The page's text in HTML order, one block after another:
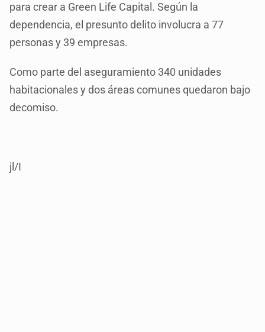
para crear a Green Life Capital. Según la
dependencia, el presunto delito involucra a 77
personas y 39 empresas.
Como parte del aseguramiento 340 unidades
habitacionales y dos áreas comunes quedaron bajo
decomiso.
jl/I